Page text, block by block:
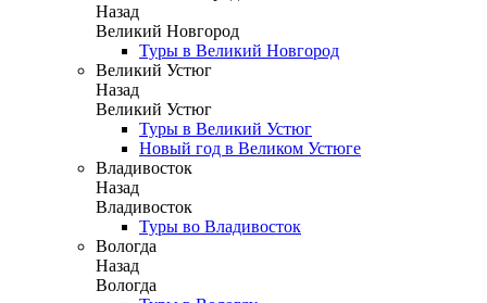
Назад
Великий Новгород
Туры в Великий Новгород
Великий Устюг
Назад
Великий Устюг
Туры в Великий Устюг
Новый год в Великом Устюге
Владивосток
Назад
Владивосток
Туры во Владивосток
Вологда
Назад
Вологда